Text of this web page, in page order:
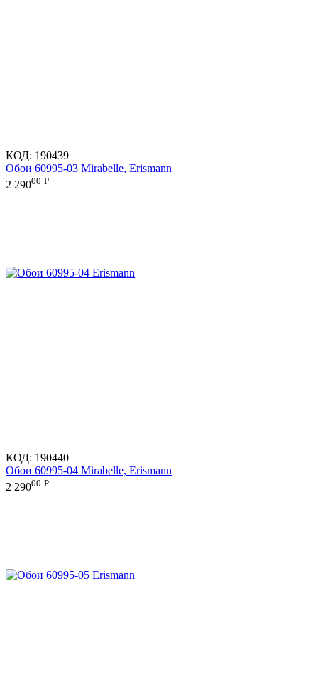
КОД: 190439
Обои 60995-03 Mirabelle, Erismann
2 29000 Р
КОД: 190440
Обои 60995-04 Mirabelle, Erismann
2 29000 Р